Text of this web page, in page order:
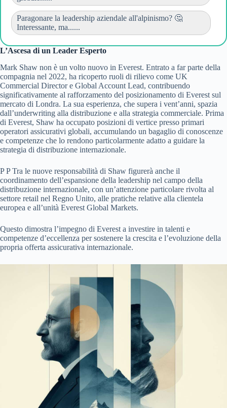
Paragonare la leadership aziendale all'alpinismo? 🤔
Interessante, ma......
L’Ascesa di un Leader Esperto
Mark Shaw non è un volto nuovo in Everest. Entrato a far parte della
compagnia nel 2022, ha ricoperto ruoli di rilievo come UK
Commercial Director e Global Account Lead, contribuendo
significativamente al rafforzamento del posizionamento di Everest sul
mercato di Londra. La sua esperienza, che supera i vent’anni, spazia
dall’underwriting alla distribuzione e alla strategia commerciale. Prima
di Everest, Shaw ha occupato posizioni di vertice presso primari
operatori assicurativi globali, accumulando un bagaglio di conoscenze
e competenze che lo rendono particolarmente adatto a guidare la
strategia di distribuzione internazionale.
P P Tra le nuove responsabilità di Shaw figurerà anche il
coordinamento dell’espansione della leadership nel campo della
distribuzione internazionale, con un’attenzione particolare rivolta al
settore retail nel Regno Unito, alle pratiche relative alla clientela
europea e all’unità Everest Global Markets.
Questo dimostra l’impegno di Everest a investire in talenti e
competenze d’eccellenza per sostenere la crescita e l’evoluzione della
propria offerta assicurativa internazionale.